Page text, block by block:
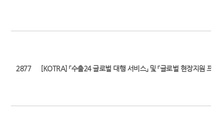
2877 [KOTRA] 「수출24 글로벌 대행 서비스」 및 「글로벌 현장지원 프리